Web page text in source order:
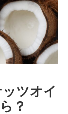
ツオイ
？